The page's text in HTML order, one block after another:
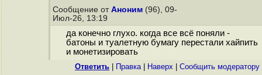
Сообщение от Аноним (96), 09-
Июл-26, 13:19
да конечно глухо. когда все всё поняли -
батоны и туалетную бумагу перестали хайпить
и монетизировать
Ответить Правка| Наверх Cообщить модератору